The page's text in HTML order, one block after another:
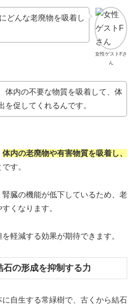
女性ゲストFさ
ん
どんな老廃物を吸着し
体内の不要な物質を吸着して、体
を促してくれるんです。
体内の老廃物や有害物質を吸着し、
す。
臓の機能が低下しているため、老
くなります。
軽減する効果が期待できます。
石の形成を抑制する力
に自生する常緑樹で、古くから結石